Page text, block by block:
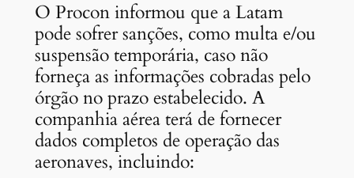
O Procon informou que a Latam
pode sofrer sanções, como multa e/ou
suspensão temporária, caso não
forneça as informações cobradas pelo
órgão no prazo estabelecido. A
companhia aérea terá de fornecer
dados completos de operação das
aeronaves, incluindo: